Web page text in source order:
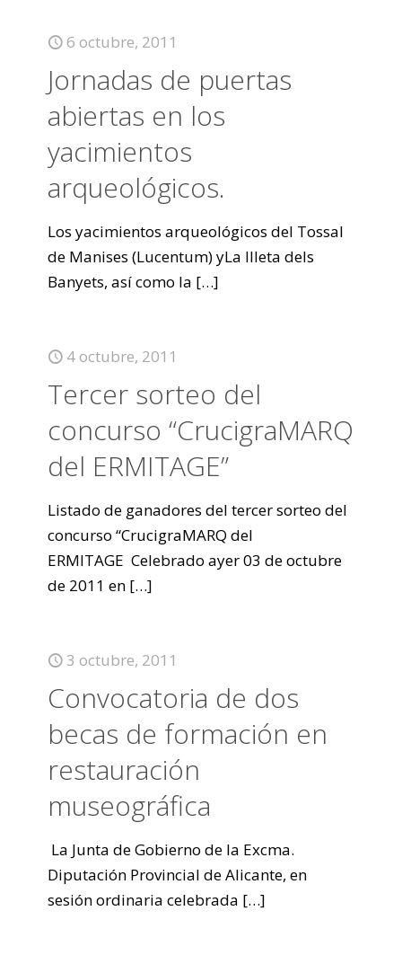
6 octubre, 2011
Jornadas de puertas
abiertas en los
yacimientos
arqueológicos.
Los yacimientos arqueológicos del Tossal
de Manises (Lucentum) yLa Illeta dels
Banyets, así como la […]
4 octubre, 2011
Tercer sorteo del
concurso “CrucigraMARQ
del ERMITAGE”
Listado de ganadores del tercer sorteo del
concurso “CrucigraMARQ del
ERMITAGE Celebrado ayer 03 de octubre
de 2011 en […]
3 octubre, 2011
Convocatoria de dos
becas de formación en
restauración
museográfica
La Junta de Gobierno de la Excma.
Diputación Provincial de Alicante, en
sesión ordinaria celebrada […]